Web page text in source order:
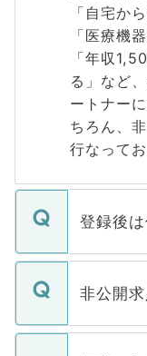
「自宅か
「医療機
「年収
る」など
ートナー
ちろん、
行なってお
登録後
ご登録い
登録内容
ます。通
非公開
マイナビ